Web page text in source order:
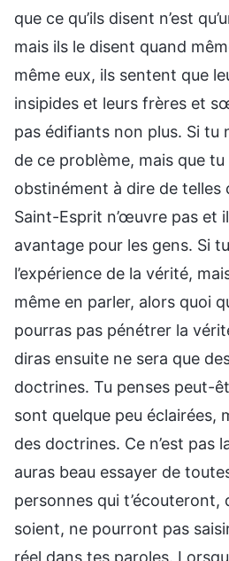
que ce qu’ils disent n’est
mais ils le disent quand
même eux, ils sentent que
insipides et leurs frères et
pas édifiants non plus. Si tu
de ce problème, mais que
obstinément à dire de telles
Saint-Esprit n’œuvre pas et il
avantage pour les gens. Si
l’expérience de la vérité,
même en parler, alors quoi
pourras pas pénétrer la
diras ensuite ne sera que
doctrines. Tu penses peut-
sont quelque peu éclairées,
des doctrines. Ce n’est pas
auras beau essayer de
personnes qui t’écouteront,
soient, ne pourront pas
réel dans tes paroles.